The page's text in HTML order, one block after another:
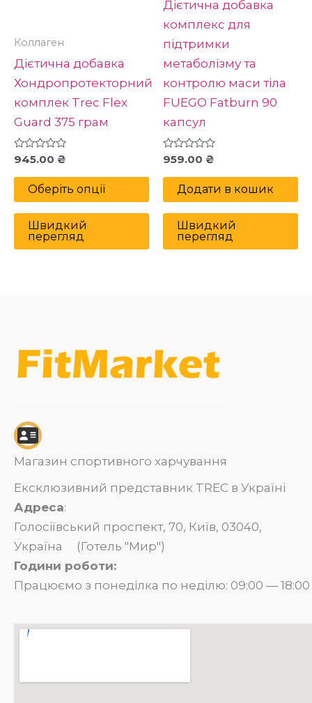
Коллаген
Дієтична добавка
Хондропротекторний
комплек Trec Flex
Guard 375 грам
Оцінено
945.00 ₴
Оберіть опції
товару
Швидкий
перегляд
Дієтична добавка
комплекс для
підтримки
метаболізму та
контролю маси тіла
FUEGO Fatburn 90
капсул
Оцінено
959.00 ₴
Додати в кошик
Швидкий
перегляд
Магазин спортивного харчування
Ексклюзивний представник TREC в Україні
Адреса:
Голосіївський проспект, 70, Київ, 03040,
Україна (Готель "Мир")
Години роботи:
Працюємо з понеділка по неділю: 09:00 — 18:00